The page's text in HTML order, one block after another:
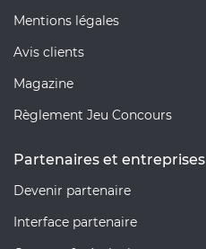
Mentions légales
Avis clients
Magazine
Règlement Jeu Concours
Partenaires et entreprises
Devenir partenaire
Interface partenaire